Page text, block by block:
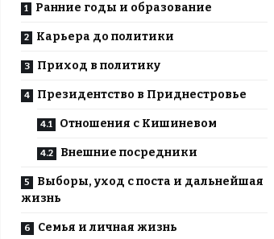
Ранние годы и образование
Карьера до политики
Приход в политику
Президентство в Приднестровье
Отношения с Кишиневом
Внешние посредники
Выборы, уход с поста и дальнейшая
жизнь
Семья и личная жизнь